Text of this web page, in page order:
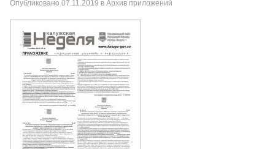
Опубликовано 07.11.2019 в Архив приложений